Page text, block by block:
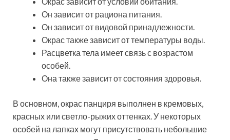
Он зависит от рациона питания.
Он зависит от видовой принадлежности.
Окрас также зависит от температуры воды.
Расцветка тела имеет связь с возрастом
особей.
Она также зависит от состояния здоровья.
В основном, окрас панциря выполнен в кремовых,
красных или светло-рыжих оттенках. У некоторых
особей на лапках могут присутствовать небольшие